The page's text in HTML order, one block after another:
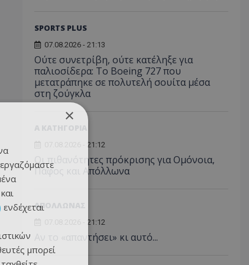
SPORTS PLUS
07.08.2026 - 21:13
Ούτε συνετρίβη, ούτε κατέληξε για
παλιοσίδερα: Το Boeing 727 που
μετατράπηκε σε πολυτελή σουίτα μέσα
στη ζούγκλα
07.08.2026 - 21:12
Οι πιθανότητες πρόκρισης για Ομόνοια,
Πάφος και Απόλλωνα
ΑΠΟΛΛΩΝΑΣ
07.08.2026 - 21:12
Αν το «απαντήσει» κι αυτό...
×
ενδέχεται
μπορεί